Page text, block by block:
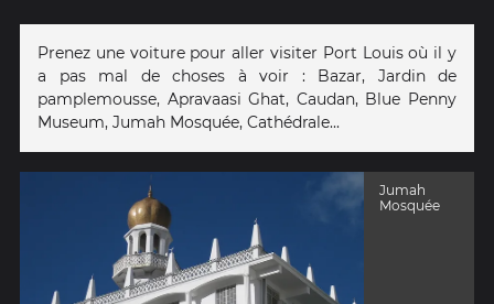
Prenez une voiture pour aller visiter Port Louis où il y
a pas mal de choses à voir : Bazar, Jardin de
pamplemousse, Apravaasi Ghat, Caudan, Blue Penny
Museum, Jumah Mosquée, Cathédrale...
Jumah
Mosquée